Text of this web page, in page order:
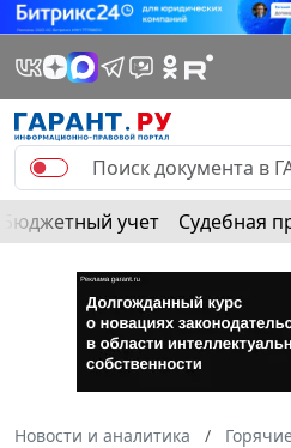
Бюджетный учет Судебная
Новости и аналитика